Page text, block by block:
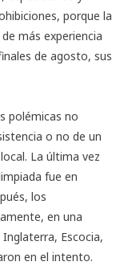
porque la
más experiencia
de agosto, sus
polémicas no
o no de un
La última vez
fue en
los
en una
Escocia,
en el intento.